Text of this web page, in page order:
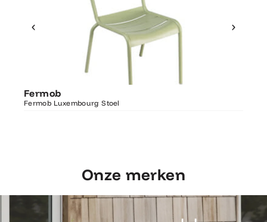
Fermob
Fermob Luxembourg Stoel
Ontdek Fermob
Luxembourg Stoel
Onze merken